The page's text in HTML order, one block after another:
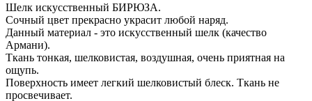
Шелк искусственный БИРЮЗА.
Сочный цвет прекрасно украсит любой наряд.
Данный материал - это искусственный шелк (качество
Армани).
Ткань тонкая, шелковистая, воздушная, очень приятная на
ощупь.
Поверхность имеет легкий шелковистый блеск. Ткань не
просвечивает.